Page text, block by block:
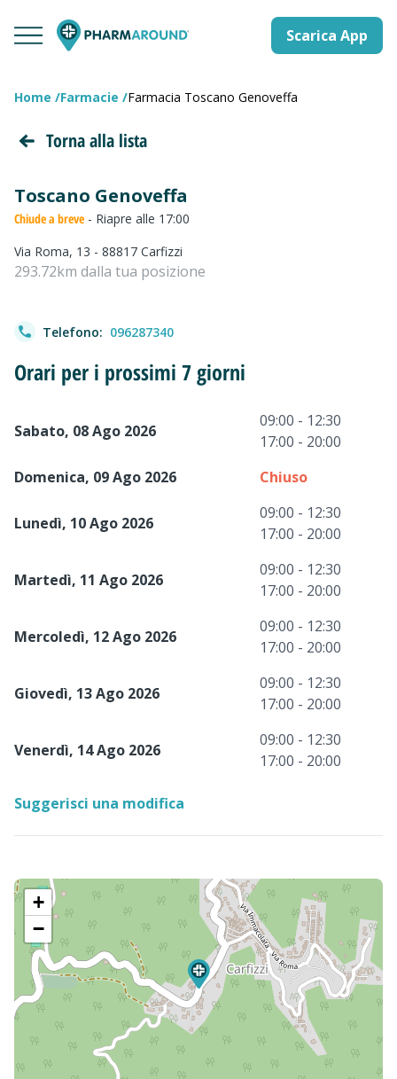
Scarica App
Home Farmacie Farmacia Toscano Genoveffa
Torna alla lista
Toscano Genoveffa
Chiude a breve - Riapre alle 17:00
Via Roma, 13 - 88817 Carfizzi
293.72km dalla tua posizione
Telefono: 096287340
Orari per i prossimi 7 giorni
Sabato, 08 Ago 2026
09:00 - 12:30
17:00 - 20:00
Domenica, 09 Ago 2026
Chiuso
Lunedì, 10 Ago 2026
09:00 - 12:30
17:00 - 20:00
Martedì, 11 Ago 2026
09:00 - 12:30
17:00 - 20:00
Mercoledì, 12 Ago 2026
09:00 - 12:30
17:00 - 20:00
Giovedì, 13 Ago 2026
09:00 - 12:30
17:00 - 20:00
Venerdì, 14 Ago 2026
09:00 - 12:30
17:00 - 20:00
Suggerisci una modifica
+
−